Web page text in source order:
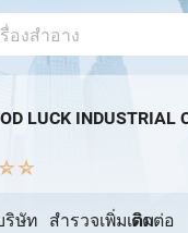
LUCK INDUSTRIAL
ริษัท สำรวจเพิ่มเติมติดต่อ